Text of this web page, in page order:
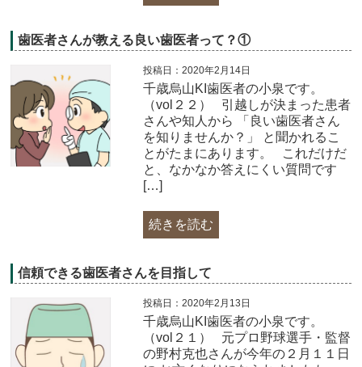
歯医者さんが教える良い歯医者って？①
投稿日：2020年2月14日
千歳烏山KI歯医者の小泉です。
（vol２２） 引越しが決まった患者
さんや知人から 「良い歯医者さん
を知りませんか？」 と聞かれるこ
とがたまにあります。 これだけだ
と、なかなか答えにくい質問です
[…]
続きを読む
信頼できる歯医者さんを目指して
投稿日：2020年2月13日
千歳烏山KI歯医者の小泉です。
（vol２１） 元プロ野球選手・監督
の野村克也さんが今年の２月１１日